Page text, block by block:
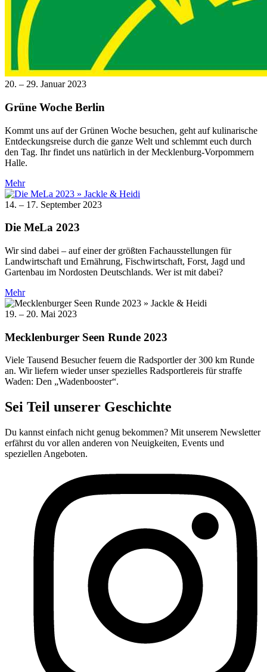
20. – 29. Januar 2023
Grüne Woche Berlin
Kommt uns auf der Grünen Woche besuchen, geht auf kulinarische
Entdeckungsreise durch die ganze Welt und schlemmt euch durch
den Tag. Ihr findet uns natürlich in der Mecklenburg-Vorpommern
Halle.
Mehr
14. – 17. September 2023
Die MeLa 2023
Wir sind dabei – auf einer der größten Fachausstellungen für
Landwirtschaft und Ernährung, Fischwirtschaft, Forst, Jagd und
Gartenbau im Nordosten Deutschlands. Wer ist mit dabei?
Mehr
19. – 20. Mai 2023
Mecklenburger Seen Runde 2023
Viele Tausend Besucher feuern die Radsportler der 300 km Runde
an. Wir liefern wieder unser spezielles Radsportlereis für straffe
Waden: Den „Wadenbooster“.
Sei Teil unserer Geschichte
Du kannst einfach nicht genug bekommen? Mit unserem Newsletter
erfährst du vor allen anderen von Neuigkeiten, Events und
speziellen Angeboten.